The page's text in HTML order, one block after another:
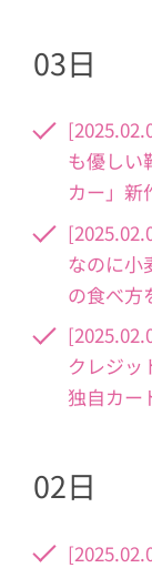
03日
も優しい
カー」新
なのに小
の食べ方
クレジッ
独自カー
02日